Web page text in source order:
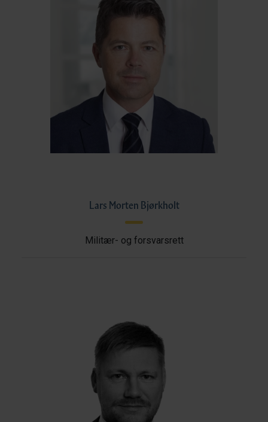
Lars Morten Bjørkholt
Militær- og forsvarsrett